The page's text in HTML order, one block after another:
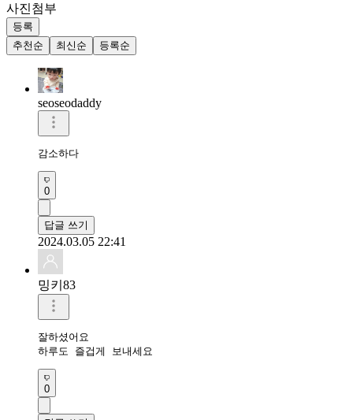
사진첨부
등록
추천순
최신순 등록순
seoseodaddy
감소하다
0
답글 쓰기
2024.03.05 22:41
밍키83
잘하셨어요
하루도 즐겁게 보내세요
0